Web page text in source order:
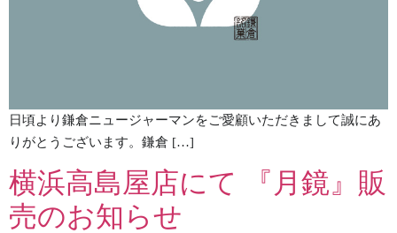
日頃より鎌倉ニュージャーマンをご愛顧いただきまして誠にあ
りがとうございます。鎌倉 […]
横浜高島屋店にて 『月鏡』販
売のお知らせ